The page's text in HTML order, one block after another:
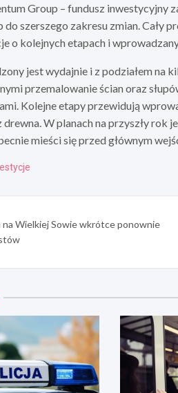
Group – fundusz
szerszego zakresu zmian. Cały
o kolejnych etapach i
jest wydajnie i z podziałem na
przemalowanie ścian oraz
Kolejne etapy przewidują
W planach na przyszły rok
mieści się przed głównym
na Wielkiej Sowie wkrótce ponownie